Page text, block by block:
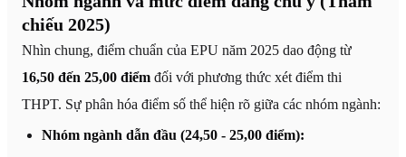
chiếu 2025)
Nhìn chung, điểm chuẩn của EPU năm 2025 dao động từ
16,50 đến 25,00 điểm đối với phương thức xét điểm thi
THPT. Sự phân hóa điểm số thể hiện rõ giữa các nhóm ngành:
Nhóm ngành dẫn đầu (24,50 - 25,00 điểm):